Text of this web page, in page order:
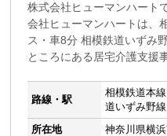
株式会社ヒューマンハート
会社ヒューマンハートは、
ス・車8分 相模鉄道いずみ
ところにある居宅介護支援
路線・駅
相模鉄道本
道いずみ野
所在地
神奈川県横